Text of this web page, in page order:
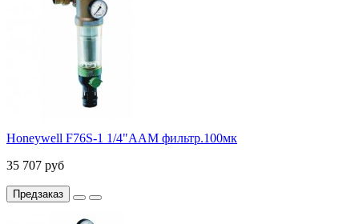
Honeywell F76S-1 1/4"AAM фильтр.100мк
35 707 руб
Предзаказ